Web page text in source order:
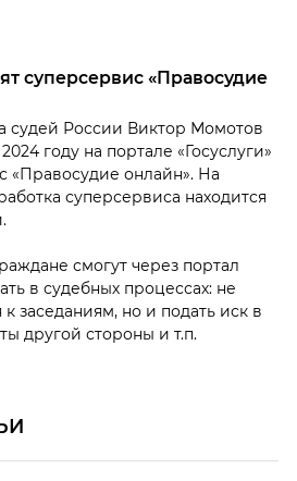
суперсервис «Правосудие
судей России Виктор Момотов
году на портале «Госуслуги»
«Правосудие онлайн». На
суперсервиса находится
смогут через портал
в судебных процессах: не
заседаниям, но и подать иск в
другой стороны и т.п.